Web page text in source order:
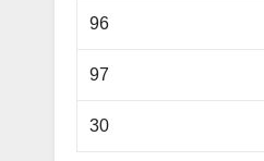
96
97
30